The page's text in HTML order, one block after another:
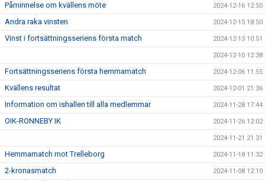
Påminnelse om kvällens möte 2024-12-16 12:50
Andra raka vinsten 2024-12-15 18:50
Vinst i fortsättningsseriens första match 2024-12-13 10:51
2024-12-10 12:38
Fortsättningsseriens första hemmamatch 2024-12-06 11:55
Kvällens resultat 2024-12-01 21:36
Information om ishallen till alla medlemmar 2024-11-28 17:44
OIK-RONNEBY IK 2024-11-26 12:02
2024-11-21 21:31
Hemmamatch mot Trelleborg 2024-11-18 11:32
2-kronasmatch 2024-11-08 12:10